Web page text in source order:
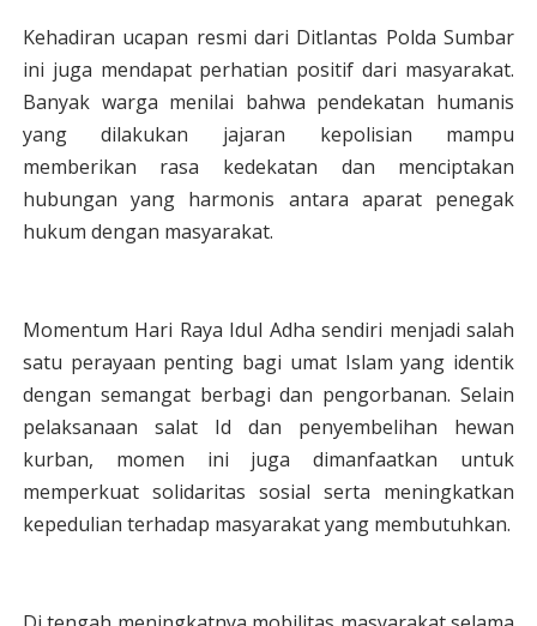
Kehadiran ucapan resmi dari Ditlantas Polda Sumbar
ini juga mendapat perhatian positif dari masyarakat.
Banyak warga menilai bahwa pendekatan humanis
yang dilakukan jajaran kepolisian mampu
memberikan rasa kedekatan dan menciptakan
hubungan yang harmonis antara aparat penegak
hukum dengan masyarakat.
Momentum Hari Raya Idul Adha sendiri menjadi salah
satu perayaan penting bagi umat Islam yang identik
dengan semangat berbagi dan pengorbanan. Selain
pelaksanaan salat Id dan penyembelihan hewan
kurban, momen ini juga dimanfaatkan untuk
memperkuat solidaritas sosial serta meningkatkan
kepedulian terhadap masyarakat yang membutuhkan.